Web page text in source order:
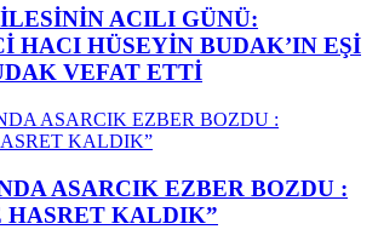
ACILI GÜNÜ:
HACI HÜSEYİN BUDAK’IN EŞİ
VEFAT ETTİ
ASARCIK EZBER BOZDU :
HASRET KALDIK”